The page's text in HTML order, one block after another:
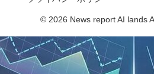
© 2026 News report AI lands